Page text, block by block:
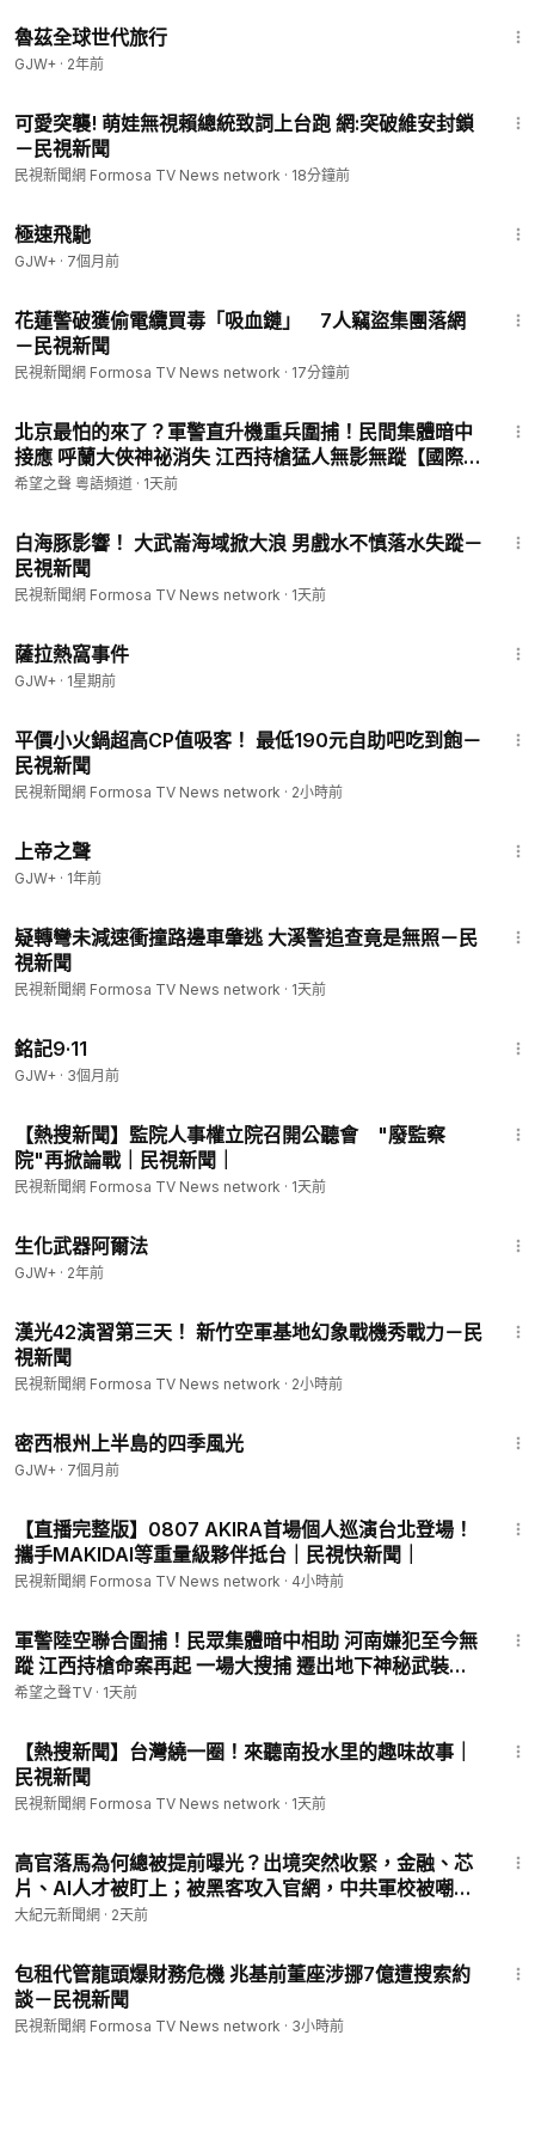
🉐還沒追蹤ig就落伍了✨
魯茲全球世代旅行
GJW+ · 2年前
可愛突襲! 萌娃無視賴總統致詞上台跑 網:突破維安封鎖
－民視新聞
民視新聞網 Formosa TV News network · 18分鐘前
極速飛馳
GJW+ · 7個月前
花蓮警破獲偷電纜買毒「吸血鏈」 7人竊盜集團落網
－民視新聞
民視新聞網 Formosa TV News network · 17分鐘前
北京最怕的來了？軍警直升機重兵圍捕！民間集體暗中
接應 呼蘭大俠神祕消失 江西持槍猛人無影無蹤【國際風
雲】
希望之聲 粵語頻道 · 1天前
白海豚影響！ 大武崙海域掀大浪 男戲水不慎落水失蹤－
民視新聞
民視新聞網 Formosa TV News network · 1天前
薩拉熱窩事件
GJW+ · 1星期前
平價小火鍋超高CP值吸客！ 最低190元自助吧吃到飽－
民視新聞
民視新聞網 Formosa TV News network · 2小時前
上帝之聲
GJW+ · 1年前
疑轉彎未減速衝撞路邊車肇逃 大溪警追查竟是無照－民
視新聞
民視新聞網 Formosa TV News network · 1天前
銘記9·11
GJW+ · 3個月前
【熱搜新聞】監院人事權立院召開公聽會 "廢監察
院"再掀論戰｜民視新聞｜
民視新聞網 Formosa TV News network · 1天前
生化武器阿爾法
GJW+ · 2年前
漢光42演習第三天！ 新竹空軍基地幻象戰機秀戰力－民
視新聞
民視新聞網 Formosa TV News network · 2小時前
密西根州上半島的四季風光
GJW+ · 7個月前
【直播完整版】0807 AKIRA首場個人巡演台北登場！
攜手MAKIDAI等重量級夥伴抵台｜民視快新聞｜
民視新聞網 Formosa TV News network · 4小時前
軍警陸空聯合圍捕！民眾集體暗中相助 河南嫌犯至今無
蹤 江西持槍命案再起 一場大搜捕 遷出地下神秘武裝？
【全球視野】
希望之聲TV · 1天前
【熱搜新聞】台灣繞一圈！來聽南投水里的趣味故事｜
民視新聞
民視新聞網 Formosa TV News network · 1天前
高官落馬為何總被提前曝光？出境突然收緊，金融、芯
片、AI人才被盯上；被黑客攻入官網，中共軍校被嘲諷
｜#佳音時刻
大紀元新聞網 · 2天前
包租代管龍頭爆財務危機 兆基前董座涉挪7億遭搜索約
談－民視新聞
民視新聞網 Formosa TV News network · 3小時前